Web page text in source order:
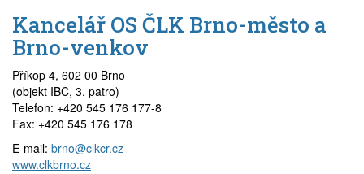
Kancelář OS ČLK Brno-město a
Brno-venkov
Příkop 4, 602 00 Brno
(objekt IBC, 3. patro)
Telefon: +420 545 176 177-8
Fax: +420 545 176 178
E-mail: brno@clkcr.cz
www.clkbrno.cz
Pronájem a prodej ordinací